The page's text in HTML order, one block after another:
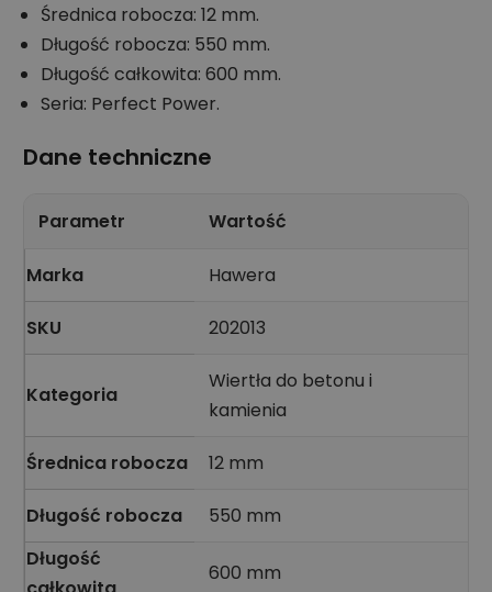
Średnica robocza: 12 mm.
Długość robocza: 550 mm.
Długość całkowita: 600 mm.
Seria: Perfect Power.
Dane techniczne
Parametr Wartość
Marka Hawera
SKU 202013
Kategoria
Wiertła do betonu i
kamienia
Średnica robocza 12 mm
Długość robocza
550 mm
Długość
600 mm